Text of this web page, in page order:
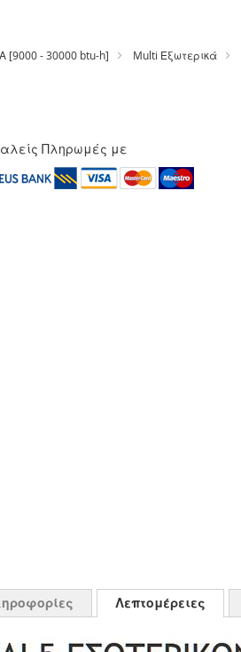
[9000 - 30000 btu-h] Multi Εξωτερικά
Πληρωμές με
Λεπτομέρειες